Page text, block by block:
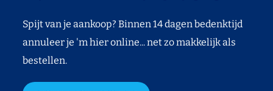
Spijt van je aankoop? Binnen 14 dagen bedenktijd
annuleer je 'm hier online... net zo makkelijk als
bestellen.